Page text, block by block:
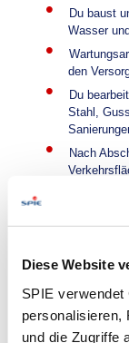
Diese Website
SPIE
personalisieren,
und die Zugriffe
Du baust
Wasser
den
Du
Stahl,
Nach
Zudem
Anlagen
Your Profile: